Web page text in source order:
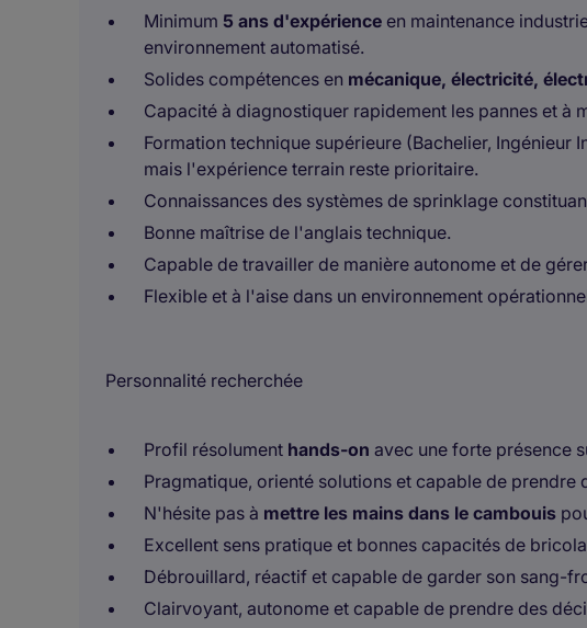
Minimum 5 ans d'expérience en maintenance
environnement automatisé.
Solides compétences en mécanique, électricité,
Capacité à diagnostiquer rapidement les pannes et à
Formation technique supérieure (Bachelier, Ingénieur
mais l'expérience terrain reste prioritaire.
Connaissances des systèmes de sprinklage
Bonne maîtrise de l'anglais technique.
Capable de travailler de manière autonome et de
Flexible et à l'aise dans un environnement
Personnalité recherchée
Profil résolument hands-on avec une forte présence
Pragmatique, orienté solutions et capable de prendre
N'hésite pas à mettre les mains dans le cambouis
Excellent sens pratique et bonnes capacités de
Débrouillard, réactif et capable de garder son sang-
Clairvoyant, autonome et capable de prendre des